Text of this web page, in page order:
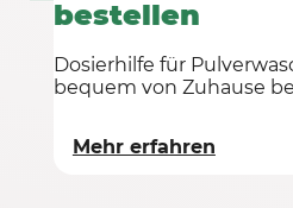
bestellen
Dosierhilfe für
bequem von Zuhause
Mehr erfahren